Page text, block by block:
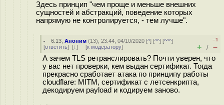
Здесь принцип "чем проще и меньше внешних
сущностей и абстракций, поведение которых
напрямую не контролируется, - тем лучше".
6.13 ,Аноним (13), 23:44, 04/10/2020 [^] [^^] [^^^]
[ответить] [↓] [к модератору]
–1
+ / –
А зачем TLS ретранслировать? Почти уверен, что
у вас нет проверки, кем выдан сертификат. Тогда
прекрасно сработает атака по принципу работы
cloudflare: MITM, сертификат с летсенкрипта,
декодируем payload и кодируем заново.